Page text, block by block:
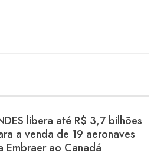
libera até R$ 3,7 bilhões
a venda de 19 aeronaves
Embraer ao Canadá